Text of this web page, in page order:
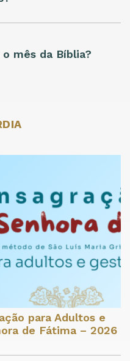
mês da Bíblia?
para Adultos e
de Fátima – 2026